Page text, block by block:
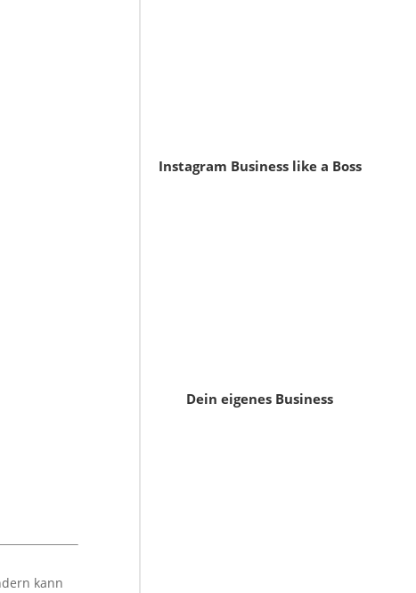
kann
Instagram Business like a Boss
Dein eigenes Business